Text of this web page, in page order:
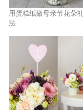
用蛋糕纸做母亲节花朵
法